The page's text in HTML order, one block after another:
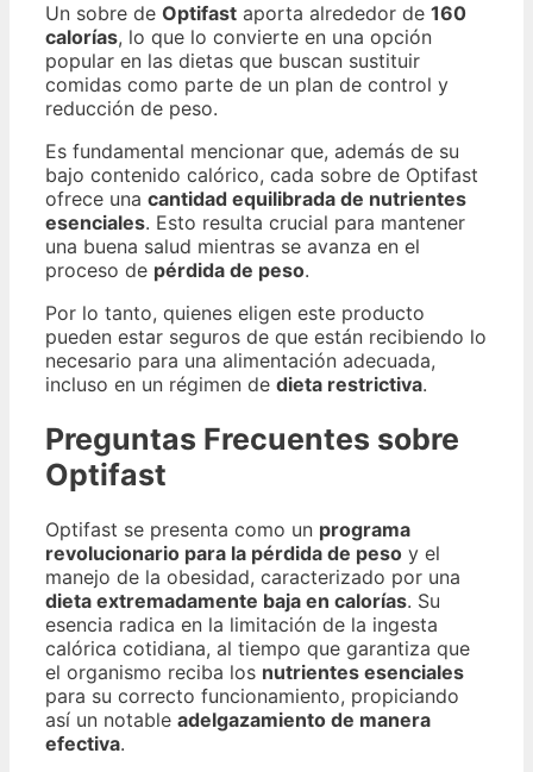
Un sobre de Optifast aporta alrededor de 160
calorías, lo que lo convierte en una opción
popular en las dietas que buscan sustituir
comidas como parte de un plan de control y
reducción de peso.
Es fundamental mencionar que, además de su
bajo contenido calórico, cada sobre de Optifast
ofrece una cantidad equilibrada de nutrientes
esenciales. Esto resulta crucial para mantener
una buena salud mientras se avanza en el
proceso de pérdida de peso.
Por lo tanto, quienes eligen este producto
pueden estar seguros de que están recibiendo lo
necesario para una alimentación adecuada,
incluso en un régimen de dieta restrictiva.
Preguntas Frecuentes sobre
Optifast
Optifast se presenta como un programa
revolucionario para la pérdida de peso y el
manejo de la obesidad, caracterizado por una
dieta extremadamente baja en calorías. Su
esencia radica en la limitación de la ingesta
calórica cotidiana, al tiempo que garantiza que
el organismo reciba los nutrientes esenciales
para su correcto funcionamiento, propiciando
así un notable adelgazamiento de manera
efectiva.